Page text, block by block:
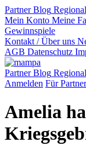
PartnerBlog Regional
Mein Konto Meine
Gewinnspiele
Kontakt / Über uns
AGB Datenschutz
PartnerBlog Regional
Anmelden Für Partner
Amelia